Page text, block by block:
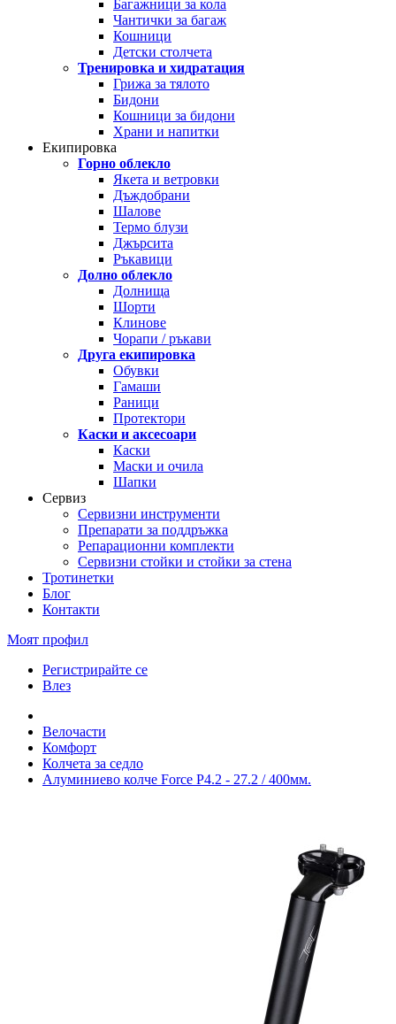
Багажници за кола
Чантички за багаж
Кошници
Детски столчета
Тренировка и хидратация
Грижа за тялото
Бидони
Кошници за бидони
Храни и напитки
Екипировка
Горно облекло
Якета и ветровки
Дъждобрани
Шалове
Термо блузи
Джърсита
Ръкавици
Долно облекло
Долнища
Шорти
Клинове
Чорапи / ръкави
Друга екипировка
Обувки
Гамаши
Раници
Протектори
Каски и аксесоари
Каски
Маски и очила
Шапки
Сервиз
Сервизни инструменти
Препарати за поддръжка
Репарационни комплекти
Сервизни стойки и стойки за стена
Тротинетки
Блог
Контакти
Моят профил
Регистрирайте се
Влез
Велочасти
Комфорт
Колчета за седло
Алуминиево колче Force P4.2 - 27.2 / 400мм.